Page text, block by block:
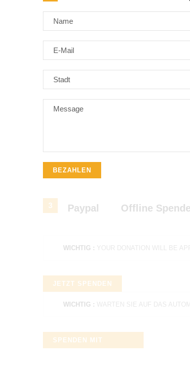
BEZAHLEN
3 Paypal Offline Spende
WICHTIG : YOUR DONATION WILL BE
JETZT SPENDEN
WICHTIG : WARTEN SIE AUF DAS